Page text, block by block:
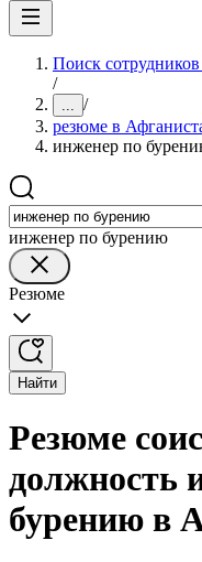
Поиск
/
... /
резюме в
инженер по
инженер по бурению
Резюме
Найти
Резюме
должность
бурению в